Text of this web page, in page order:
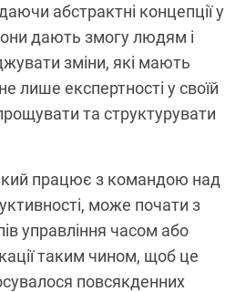
абстрактні концепції у
дають змогу людям і
зміни, які мають
лише експертності у своїй
та структурувати
працює з командою над
може почати з
управління часом або
таким чином, щоб це
повсякденних